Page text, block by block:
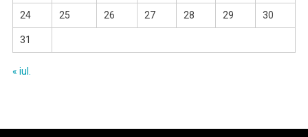
24 25 26 27 28 29 30
31
« iul.